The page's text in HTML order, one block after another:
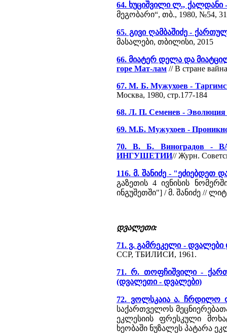
64. ხუციშვილი ლ.,
მეგობარი“, თბ., 1980, №54,
65. გივი ღამბაშიძე -
მასალები, თბილისი, 2015
66. მიატერ დელა და
горе Мат-лам // В стране
67. М. Б. Мужухоев -
Москва, 1980, стр.177-184
68. Л. П. Семенев -
69. М.Б. Мужухоев -
70. В. Б. Виноградов
ИНГУШЕТИИ// Журн.
116. მ. შანიძე -
გაზეთის 4 ივნისის
ინგუშეთში"] / მ. შანიძე //
დვალეთი:
71. ვ. გამრეკელი -
ССР, ТБИЛИСИ, 1961.
71. რ. თოფჩიშვილი -
(დვალეთი - დვალები)
72. ვოლსკაია ა. ჩრდილო
საქართველოს
ეკლესიის ფრესკული
ხეობაში ნუზალეს პატარა